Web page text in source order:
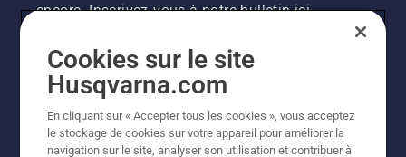
coffre
indique
que le
dispositif
lubrification
encore. Inscrivez-vous à notre bulletin ici.
INSCRIPTION À LA NEWSLETTER
Cookies sur le site
Husqvarna.com
En cliquant sur « Accepter tous les cookies », vous acceptez
le stockage de cookies sur votre appareil pour améliorer la
navigation sur le site, analyser son utilisation et contribuer à